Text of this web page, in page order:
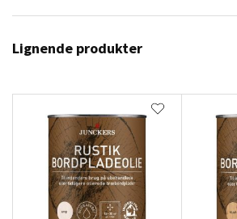
Lignende produkter